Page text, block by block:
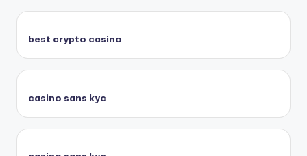
best crypto casino
casino sans kyc